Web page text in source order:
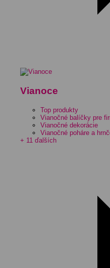
Vianoce
Top produkty
Vianočné balíčky pre
Vianočné dekorácie
Vianočné poháre a
+ 11 ďalších